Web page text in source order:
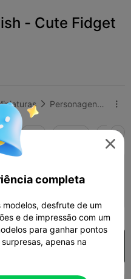
- Cute Fidget
 Personagens e Criaturas 
na Creality Cloud

completa
desfrute de um
e de impressão com um
para ganhar pontos
apenas na